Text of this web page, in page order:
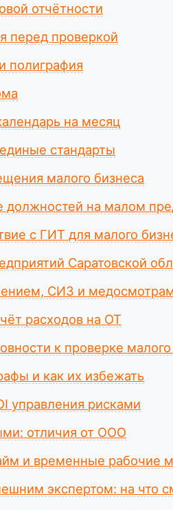
отчётности
перед проверкой
полиграфия
на месяц
стандарты
малого бизнеса
на малом
с ГИТ для малого
Саратовской
СИЗ и
расходов на ОТ
к проверке
и как их избежать
управления рисками
отличия от ООО
и временные рабочие
экспертом: на что